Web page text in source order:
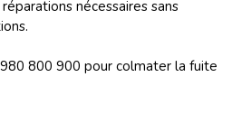
nécessaires sans
800 900 pour colmater la fuite